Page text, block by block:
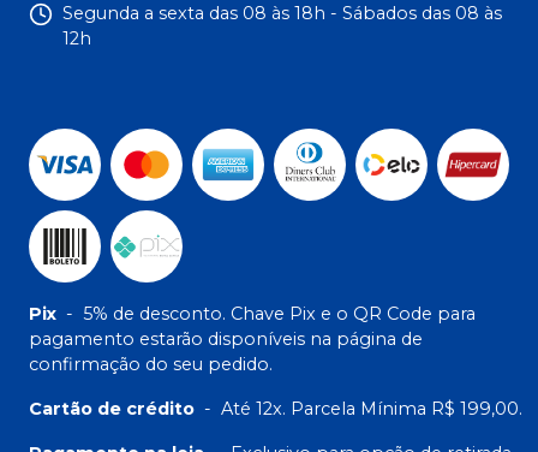
Segunda a sexta das 08 às 18h - Sábados das 08 às
12h
Pix - 5% de desconto. Chave Pix e o QR Code para
pagamento estarão disponíveis na página de
confirmação do seu pedido.
Cartão de crédito - Até 12x. Parcela Mínima R$ 199,00.